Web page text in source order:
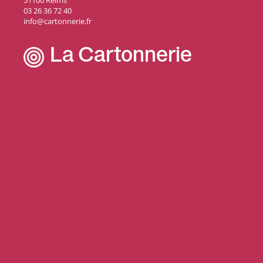
03 26 36 72 40
info@cartonnerie.fr
La Cartonnerie